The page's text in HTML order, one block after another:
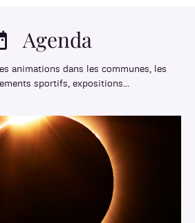
Agenda
animations dans les communes, les
sportifs, expositions...